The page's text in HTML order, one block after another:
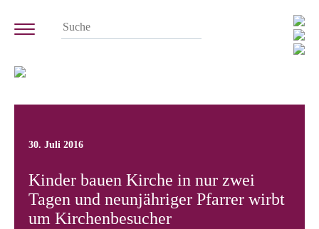
30. Juli 2016
Kinder bauen Kirche in nur zwei
Tagen und neunjähriger Pfarrer wirbt
um Kirchenbesucher